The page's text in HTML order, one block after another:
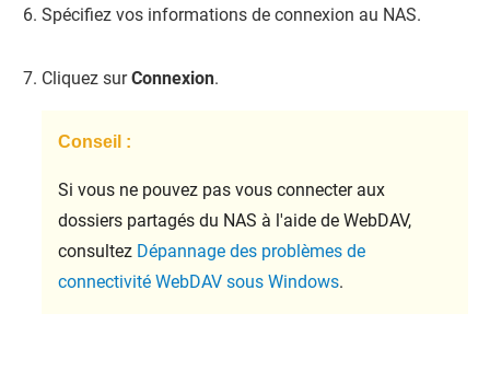
Spécifiez vos informations de connexion au NAS.
Cliquez surConnexion.
Conseil :
Si vous ne pouvez pas vous connecter aux
dossiers partagés du NAS à l'aide de WebDAV,
consultez Dépannage des problèmes de
connectivité WebDAV sous Windows.